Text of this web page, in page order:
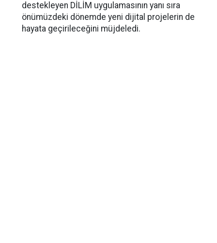
destekleyen DİLİM uygulamasının yanı sıra
önümüzdeki dönemde yeni dijital projelerin de
hayata geçirileceğini müjdeledi.